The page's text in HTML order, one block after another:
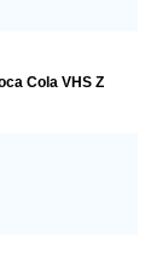
Cola VHS Z